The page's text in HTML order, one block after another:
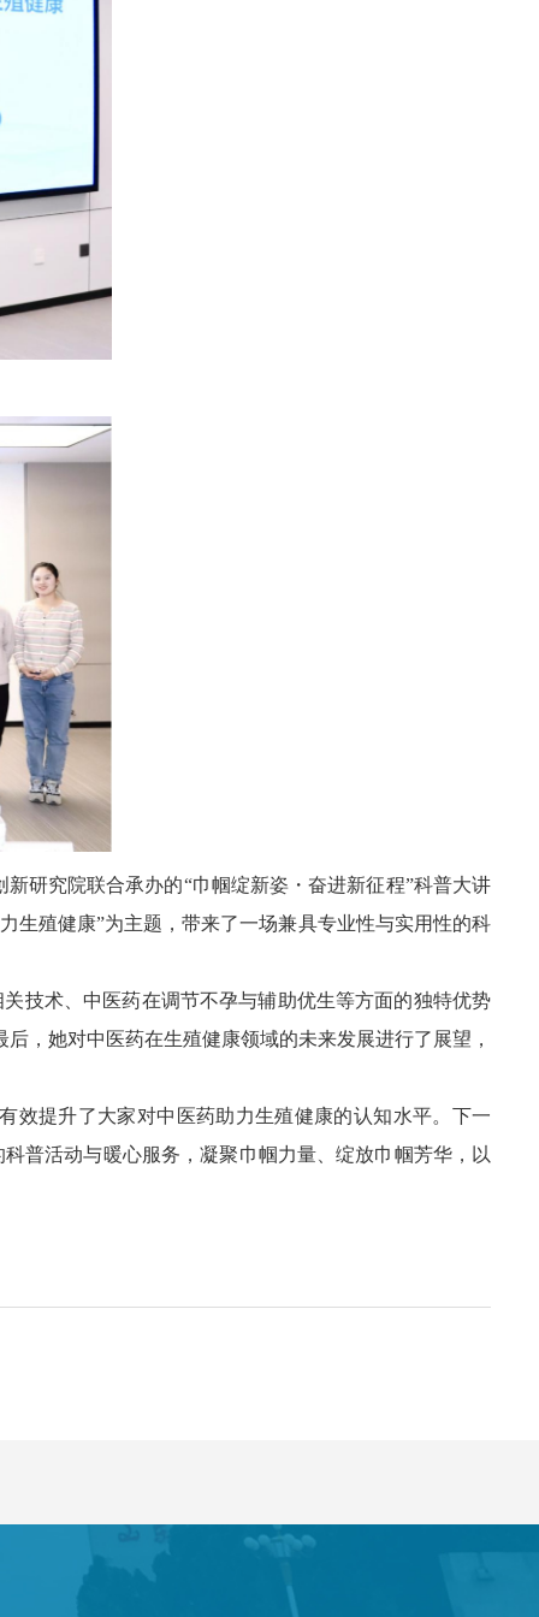
研究院联合承办的“巾帼绽新姿・奋进新征程”科普大讲
生殖健康”为主题，带来了一场兼具专业性与实用性的科
技术、中医药在调节不孕与辅助优生等方面的独特优势
，她对中医药在生殖健康领域的未来发展进行了展望，
效提升了大家对中医药助力生殖健康的认知水平。下一
普活动与暖心服务，凝聚巾帼力量、绽放巾帼芳华，以